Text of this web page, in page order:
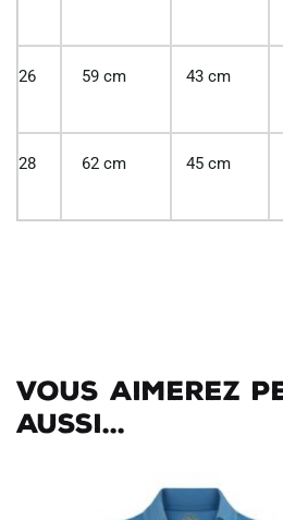
26 59 cm 43 cm
28 62 cm 45 cm
Vous aimerez
aussi...